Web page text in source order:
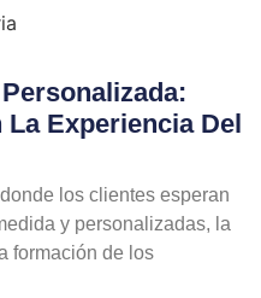
La Experiencia Del
los clientes esperan
y personalizadas, la
formación de los